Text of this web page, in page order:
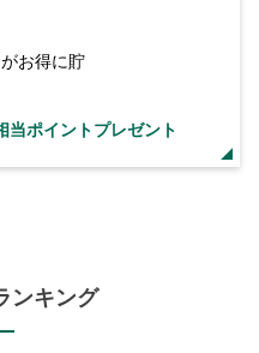
お得に貯
当ポイントプレゼント
ンキング